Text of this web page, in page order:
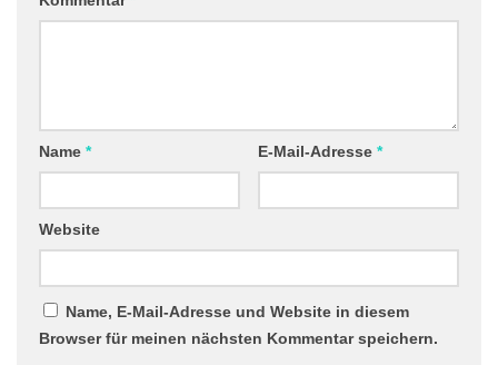
Name * E-Mail-Adresse *
Website
Name, E-Mail-Adresse und Website in diesem
Browser für meinen nächsten Kommentar speichern.